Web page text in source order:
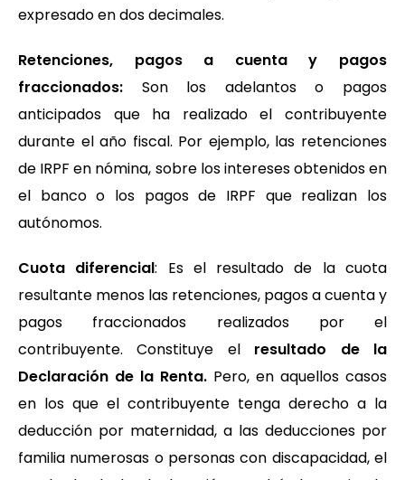
expresado en dos decimales.
Retenciones, pagos a cuenta y pagos
fraccionados: Son los adelantos o pagos
anticipados que ha realizado el contribuyente
durante el año fiscal. Por ejemplo, las retenciones
de IRPF en nómina, sobre los intereses obtenidos en
el banco o los pagos de IRPF que realizan los
autónomos.
Cuota diferencial: Es el resultado de la cuota
resultante menos las retenciones, pagos a cuenta y
pagos fraccionados realizados por el
contribuyente. Constituye elresultado de la
Declaración de la Renta. Pero, en aquellos casos
en los que el contribuyente tenga derecho a la
deducción por maternidad, a las deducciones por
familia numerosas o personas con discapacidad, el